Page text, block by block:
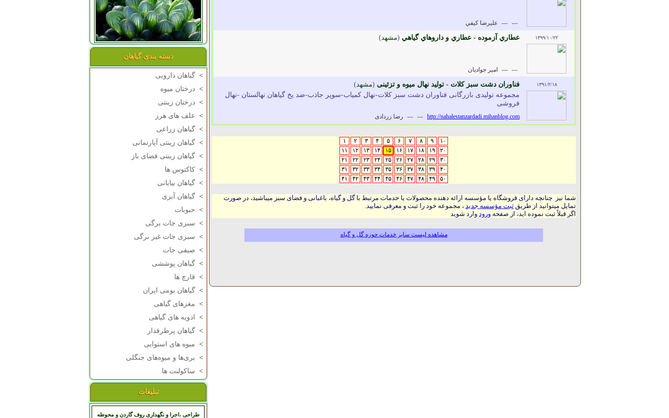
دسته بندی گیاهان
> گیاهان دارویی
> درختان میوه
> درختان زینتی
> علف های هرز
> گیاهان زراعی
> گیاهان زینتی آپارتمانی
> گیاهان زینتی فضای باز
> کاکتوس ها
> گیاهان بیابانی
> گیاهان آبزی
> حبوبات
> سبزی جات برگی
> سبزی جات غیر برگی
> صیفی جات
> گیاهان پوششی
> قارچ ها
> گیاهان بومی ایران
> مغزهای گیاهی
>
ادویه های گیاهی
> گیاهان پرطرفدار
> میوه های استوایی
> بری‌ها و میوه‌های جنگلی
> ساکولنت ها
تبلیغات
طراحی ،اجرا و نگهداری روف گاردن و محوطه
---
--- عليرضا کيفي
۱۳۹۹/۱۰/۲۲ عطاري آزموده - عطاري و داروهاي گياهي (مشهد)
---
--- امير جواديان
۱۳۹۱/۲/۱۸ فناوران دشت سبز کلات - تولید نهال میوه و تزئینی (مشهد)
مجموعه تولیدی بازرگانی فناوران دشت سبز کلات-نهال کمیاب-سوپر جاذب-ضد یخ گیاهان نهالستان -نهال
فروشی
http://nahalestanzardadi.mihanblog.com
---
--- رضا زردادی
۱ ۲ ۳ ۴ ۵ ۶ ۷ ۸ ۹
۱۰
۱۱
۱۲ ۱۳ ۱۴ ۱۵ ۱۶ ۱۷ ۱۸ ۱۹
۲۰
۲۱
۲۲ ۲۳ ۲۴ ۲۵ ۲۶ ۲۷ ۲۸ ۲۹
۳۰
۳۱
۳۲ ۳۳ ۳۴ ۳۵ ۳۶ ۳۷ ۳۸ ۳۹
۴۰
۴۱
۴۲ ۴۳ ۴۴ ۴۵ ۴۶ ۴۷ ۴۸ ۴۹ ۵۰
شما نیز چنانچه دارای فروشگاه یا مؤسسه ارائه دهنده محصولات یا خدمات مرتبط با گل و گیاه، باغبانی و فضای سبز میباشید، در صورت
تمایل میتوانید از طریق ثبت مؤسسه جدید ، مجموعه خود را ثبت و معرفی نمایید.
اگر قبلاً ثبت نموده اید، از صفحه ورود وارد شوید
مشاهده لیست سایر خدمات حوزه گل و گیاه